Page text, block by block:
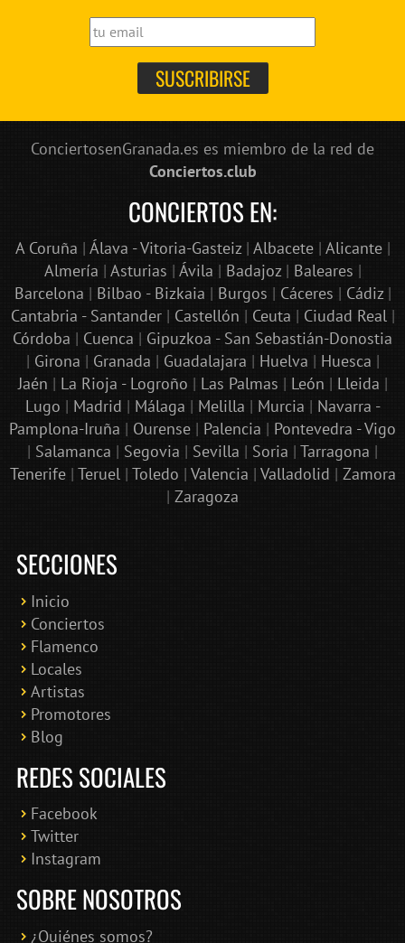
ConciertosenGranada.es es miembro de la red de
Conciertos.club
CONCIERTOS EN:
A Coruña | Álava - Vitoria-Gasteiz| Albacete| Alicante|
Almería | Asturias | Ávila | Badajoz| Baleares |
Barcelona | Bilbao - Bizkaia | Burgos | Cáceres | Cádiz|
Cantabria - Santander| Castellón | Ceuta | Ciudad Real|
Córdoba | Cuenca | Gipuzkoa - San Sebastián-Donostia
| Girona | Granada | Guadalajara | Huelva | Huesca |
Jaén | La Rioja - Logroño | Las Palmas | León | Lleida |
Lugo | Madrid | Málaga | Melilla | Murcia | Navarra -
Pamplona-Iruña | Ourense | Palencia | Pontevedra - Vigo
| Salamanca | Segovia | Sevilla | Soria | Tarragona |
Tenerife| Teruel| Toledo | Valencia | Valladolid | Zamora
| Zaragoza
SECCIONES
Inicio
Conciertos
Flamenco
Locales
Artistas
Promotores
Blog
REDES SOCIALES
Facebook
Twitter
Instagram
SOBRE NOSOTROS
¿Quiénes somos?